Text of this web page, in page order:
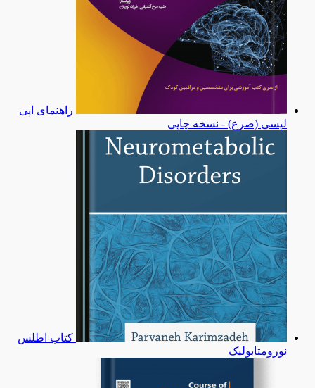
راهنمای اپی
لپسی (صرع) - نسخه چاپی
کتاب اطلس
نورومتابولیک